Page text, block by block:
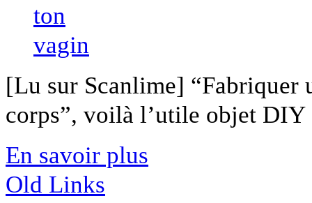
[Lu sur Scanlime] “Fabriquer
corps”, voilà l’utile objet
En savoir plus
Old Links